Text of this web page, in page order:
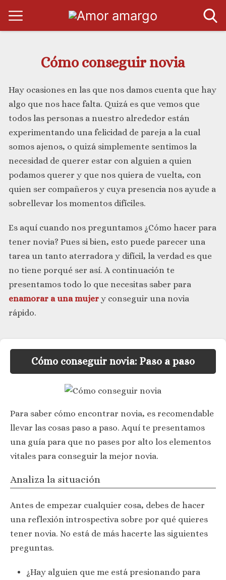
Cómo conseguir novia
Hay ocasiones en las que nos damos cuenta que hay
algo que nos hace falta. Quizá es que vemos que
todos las personas a nuestro alrededor están
experimentando una felicidad de pareja a la cual
somos ajenos, o quizá simplemente sentimos la
necesidad de querer estar con alguien a quien
podamos querer y que nos quiera de vuelta, con
quien ser compañeros y cuya presencia nos ayude a
sobrellevar los momentos difíciles.
Es aquí cuando nos preguntamos ¿Cómo hacer para
tener novia? Pues si bien, esto puede parecer una
tarea un tanto aterradora y difícil, la verdad es que
no tiene porqué ser así. A continuación te
presentamos todo lo que necesitas saber para
enamorar a una mujer y conseguir una novia
rápido.
Cómo conseguir novia: Paso a paso
Para saber cómo encontrar novia, es recomendable
llevar las cosas paso a paso. Aquí te presentamos
una guía para que no pases por alto los elementos
vitales para conseguir la mejor novia.
Analiza la situación
Antes de empezar cualquier cosa, debes de hacer
una reflexión introspectiva sobre por qué quieres
tener novia. No está de más hacerte las siguientes
preguntas.
¿Hay alguien que me está presionando para